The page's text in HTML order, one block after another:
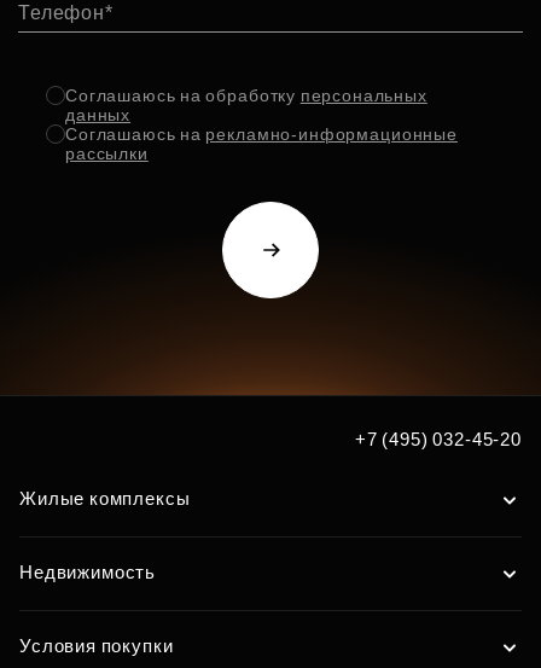
Телефон
Соглашаюсь на обработку персональных
данных
Соглашаюсь на рекламно-информационные
рассылки
+7 (495) 032-45-20
Жилые комплексы
Недвижимость
Условия покупки